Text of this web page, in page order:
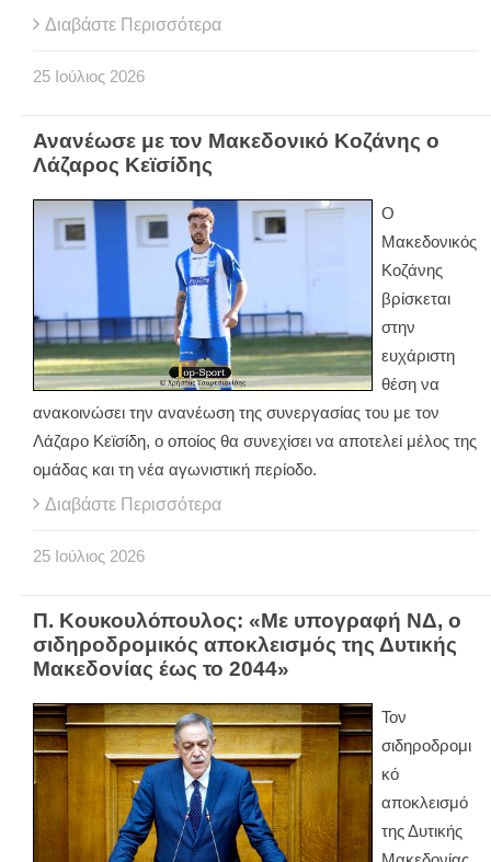
Διαβάστε Περισσότερα
25 Ιούλιος 2026
Ανανέωσε με τον Μακεδονικό Κοζάνης ο
Λάζαρος Κεϊσίδης
Ο
Μακεδονικός
Κοζάνης
βρίσκεται
στην
ευχάριστη
θέση να
ανακοινώσει την ανανέωση της συνεργασίας του με τον
Λάζαρο Κεϊσίδη, ο οποίος θα συνεχίσει να αποτελεί μέλος της
ομάδας και τη νέα αγωνιστική περίοδο.
Διαβάστε Περισσότερα
25 Ιούλιος 2026
Π. Κουκουλόπουλος: «Με υπογραφή ΝΔ, ο
σιδηροδρομικός αποκλεισμός της Δυτικής
Μακεδονίας έως το 2044»
Τον
σιδηροδρομι
κό
αποκλεισμό
της Δυτικής